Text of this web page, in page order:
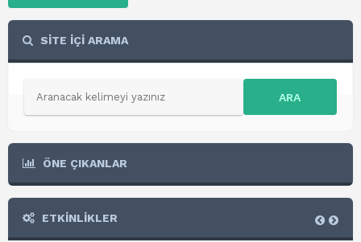
SİTE İÇİ ARAMA
ARA
ÖNE ÇIKANLAR
ETKİNLİKLER